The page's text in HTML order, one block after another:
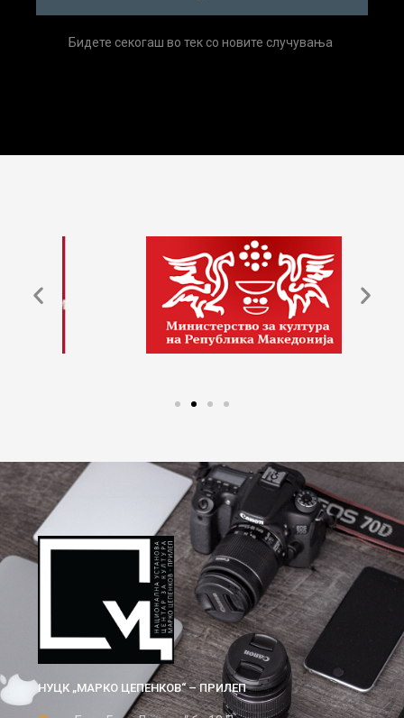
Бидете секогаш во тек со новите случувања
НУЦК „МАРКО ЦЕПЕНКОВ“ – ПРИЛЕП